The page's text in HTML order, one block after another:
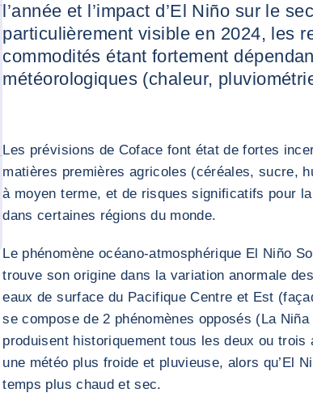
l’année et l’impact d’El Niño sur le
particulièrement visible en 2024, les
commodités étant fortement
météorologiques (chaleur,
Les prévisions de Coface font état de fortes
matières premières agricoles (céréales, sucre,
à moyen terme, et de risques significatifs pour
dans certaines régions du monde.
Le phénomène océano-atmosphérique El Niño
trouve son origine dans la variation anormale
eaux de surface du Pacifique Centre et Est
se compose de 2 phénomènes opposés (La
produisent historiquement tous les deux ou trois
une météo plus froide et pluvieuse, alors qu’El
temps plus chaud et sec.